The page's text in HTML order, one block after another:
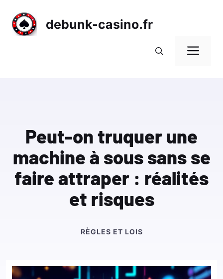
contenu
debunk-casino.fr
Peut-on truquer une
machine à sous sans se
faire attraper : réalités
et risques
RÈGLES ET LOIS